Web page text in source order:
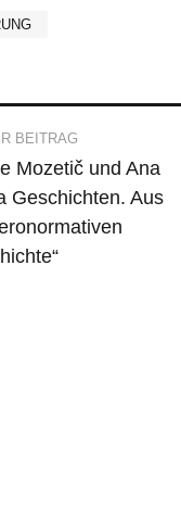
BEITRAG
Mozetič und Ana
Geschichten. Aus